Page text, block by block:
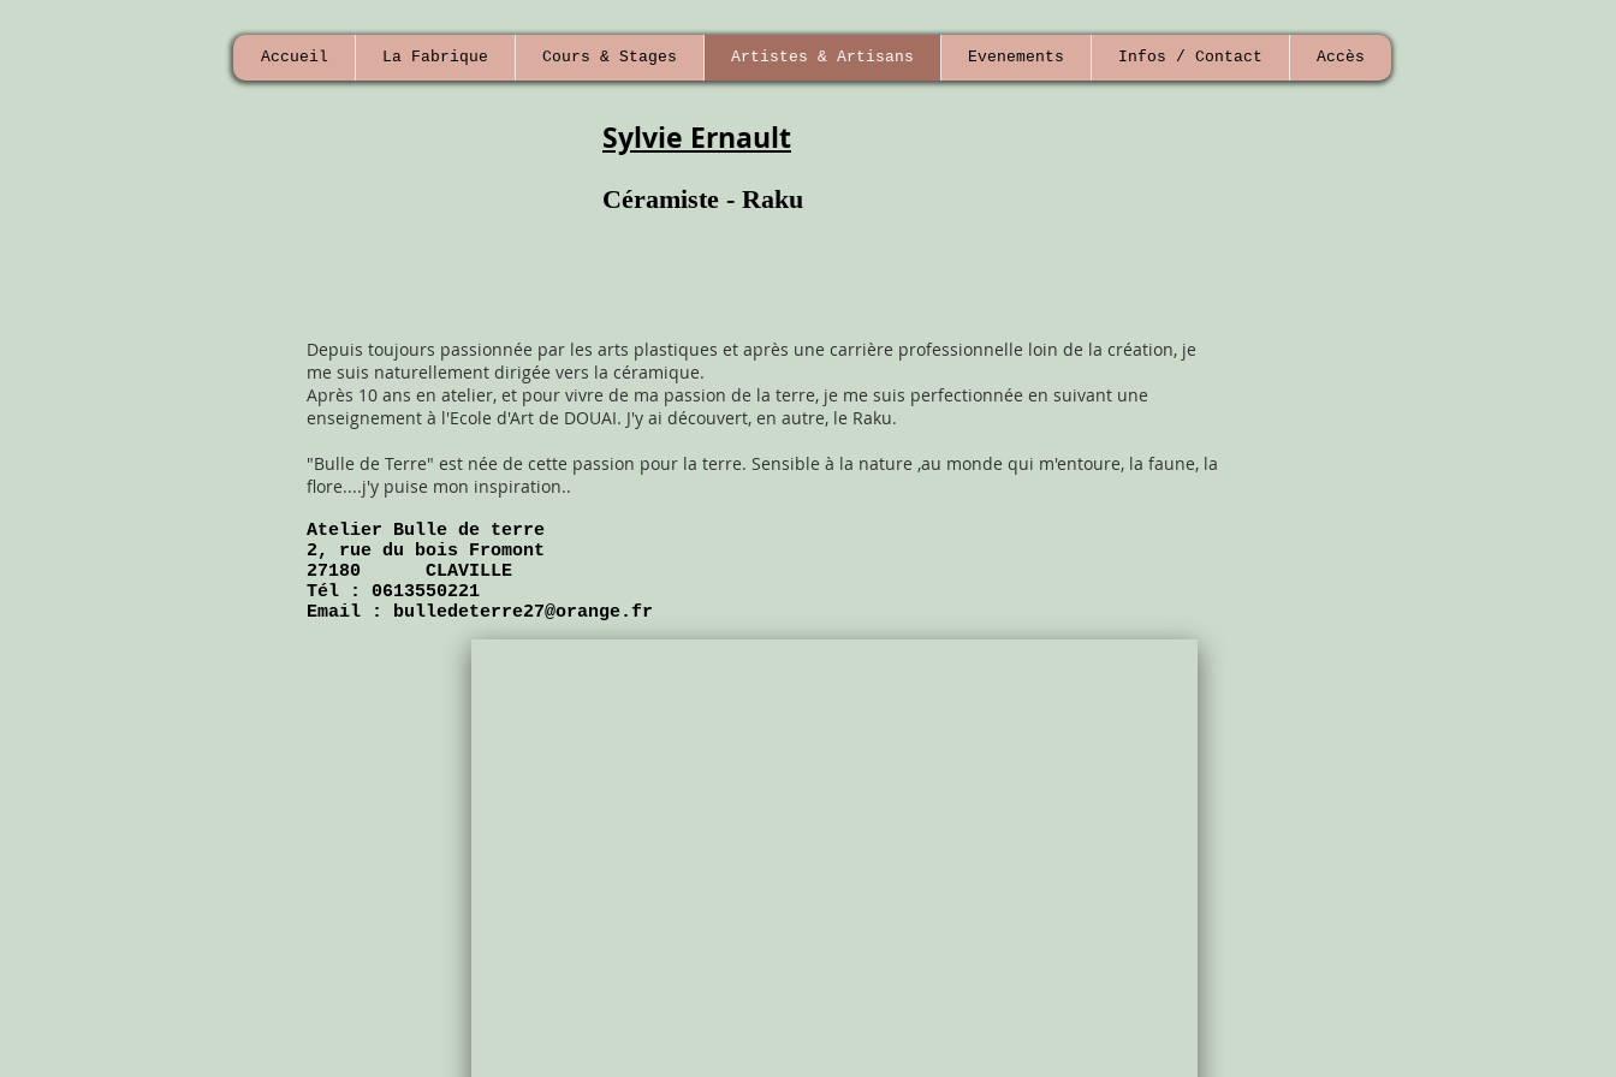
Sylvie Ernault
Céramiste - Raku
Depuis toujours passionnée par les arts plastiques et après une carrière professionnelle loin de la création, je
me suis naturellement dirigée vers la céramique.
Après 10 ans en atelier, et pour vivre de ma passion de la terre, je me suis perfectionnée en suivant une
enseignement à l'Ecole d'Art de DOUAI. J'y ai découvert, en autre, le Raku.
"Bulle de Terre" est née de cette passion pour la terre. Sensible à la nature ,au monde qui m'entoure, la faune, la
flore....j'y puise mon inspiration..
Atelier Bulle de terre
2, rue du bois Fromont
27180 CLAVILLE
Tél : 0613550221
Email : bulledeterre27@orange.fr
Accueil La Fabrique Cours & Stages Artistes & Artisans Evenements Infos / Contact Accès